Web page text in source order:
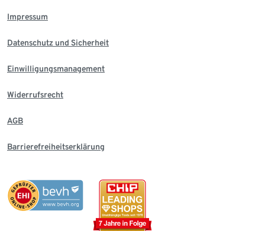
Impressum
Datenschutz und Sicherheit
Einwilligungsmanagement
Widerrufsrecht
AGB
Barrierefreiheitserklärung